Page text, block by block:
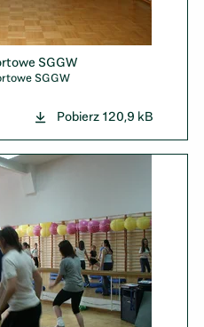
SGGW
SGGW
Pobierz 120,9 kB